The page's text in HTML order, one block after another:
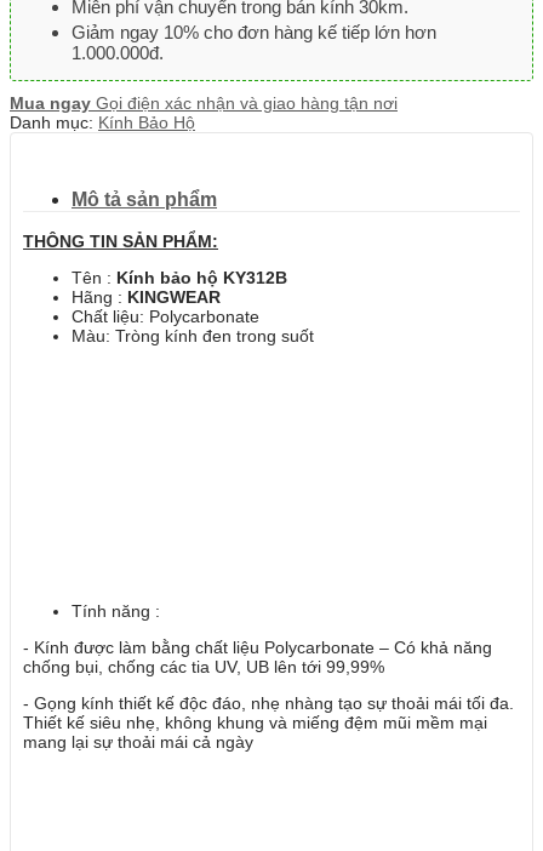
Miễn phí vận chuyển trong bán kính 30km.
Giảm ngay 10% cho đơn hàng kế tiếp lớn hơn
1.000.000đ.
Mua ngay Gọi điện xác nhận và giao hàng tận nơi
Danh mục: Kính Bảo Hộ
Mô tả sản phẩm
THÔNG TIN SẢN PHẨM:
Tên : Kính bảo hộ KY312B
Hãng : KINGWEAR
Chất liệu: Polycarbonate
Màu: Tròng kính đen trong suốt
Tính năng :
- Kính được làm bằng chất liệu Polycarbonate – Có khả năng
chống bụi, chống các tia UV, UB lên tới 99,99%
- Gọng kính thiết kế độc đáo, nhẹ nhàng tạo sự thoải mái tối đa.
Thiết kế siêu nhẹ, không khung và miếng đệm mũi mềm mại
mang lại sự thoải mái cả ngày